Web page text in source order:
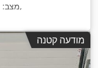
מצב:,
מודעה קטנה